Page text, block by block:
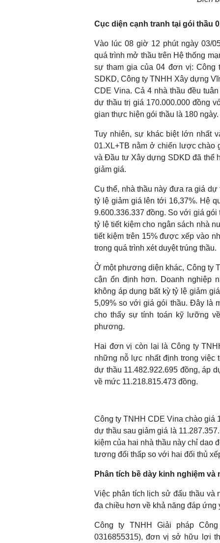
Cục diện cạnh tranh tại gói thầu
Vào lúc 08 giờ 12 phút ngày 03/
quá trình mở thầu trên Hệ thống
sự tham gia của 04 đơn vị:
SDKD, Công ty TNHH Xây dựng
CDE Vina. Cả 4 nhà thầu đều
dự thầu trị giá 170.000.000 đồng
gian thực hiện gói thầu là 180 ngày.
Tuy nhiên, sự khác biệt lớn nhất
01.XL+TB nằm ở chiến lược chào
và Đầu tư Xây dựng SDKD đã thể
giảm giá.
Cụ thể, nhà thầu này đưa ra giá
tỷ lệ giảm giá lên tới 16,37%. Hệ
9.600.336.337 đồng. So với giá
tỷ lệ tiết kiệm cho ngân sách nhà
tiết kiệm trên 15% được xếp vào
trong quá trình xét duyệt trúng thầu.
Ở một phương diện khác, Công ty
cận ổn định hơn. Doanh nghiệp
không áp dụng bất kỳ tỷ lệ giảm
5,09% so với giá gói thầu. Đây là
cho thấy sự tính toán kỹ lưỡng
phương.
Hai đơn vị còn lại là Công ty
những nỗ lực nhất định trong việc
dự thầu 11.482.922.695 đồng, áp
về mức 11.218.815.473 đồng.
Công ty TNHH CDE Vina chào giá
dự thầu sau giảm giá là
kiệm của hai nhà thầu này chỉ dao
tương đối thấp so với hai đối thủ
Phân tích bề dày kinh nghiệm
Việc phân tích lịch sử đấu thầu và
đa chiều hơn về khả năng đáp ứng
Công ty TNHH Giải pháp
0316855315), đơn vị sở hữu lợi